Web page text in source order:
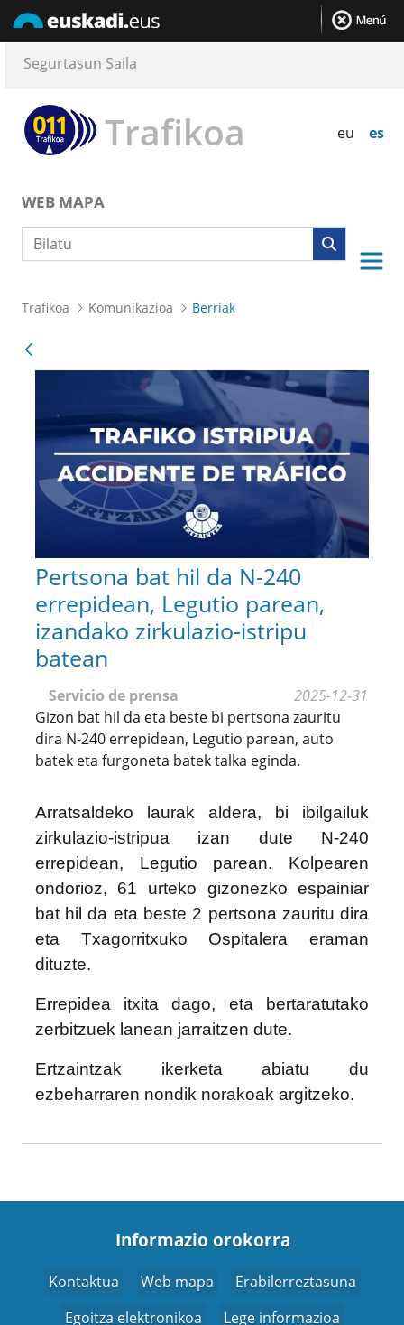
Trafikoa eu es
Segurtasun Saila
WEB MAPA
Bilaketa
Trafikoa Komunikazioa Berriak
Pertsona bat hil da N-240
errepidean, Legutio parean,
izandako zirkulazio-istripu
batean
Servicio de prensa
2025-12-31
Gizon bat hil da eta beste bi pertsona zauritu
dira N-240 errepidean, Legutio parean, auto
batek eta furgoneta batek talka eginda.
Arratsaldeko laurak aldera, bi ibilgailuk
zirkulazio-istripua izan dute N-240
errepidean, Legutio parean. Kolpearen
ondorioz, 61 urteko gizonezko espainiar
bat hil da eta beste 2 pertsona zauritu dira
eta Txagorritxuko Ospitalera eraman
dituzte.
Errepidea itxita dago, eta bertaratutako
zerbitzuek lanean jarraitzen dute.
Ertzaintzak ikerketa abiatu du
ezbeharraren nondik norakoak argitzeko.
Informazio orokorra
Kontaktua Web mapa
Erabilerreztasuna
Egoitza elektronikoa
Lege informazioa